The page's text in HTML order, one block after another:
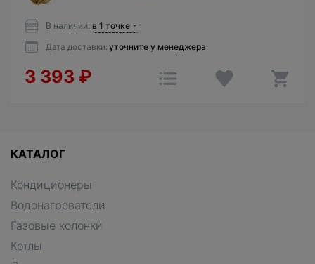
В наличии: в 1 точке
Дата доставки: уточните у менеджера
3 393 ₽
КАТАЛОГ
Кондиционеры
Водонагреватели
Газовые колонки
Котлы